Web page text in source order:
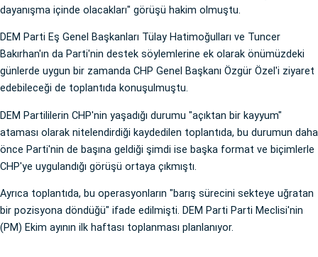
dayanışma içinde olacakları" görüşü hakim olmuştu.
DEM Parti Eş Genel Başkanları Tülay Hatimoğulları ve Tuncer
Bakırhan'ın da Parti'nin destek söylemlerine ek olarak önümüzdeki
günlerde uygun bir zamanda CHP Genel Başkanı Özgür Özel'i ziyaret
edebileceği de toplantıda konuşulmuştu.
DEM Partililerin CHP'nin yaşadığı durumu "açıktan bir kayyum"
ataması olarak nitelendirdiği kaydedilen toplantıda, bu durumun daha
önce Parti'nin de başına geldiği şimdi ise başka format ve biçimlerle
CHP'ye uygulandığı görüşü ortaya çıkmıştı.
Ayrıca toplantıda, bu operasyonların "barış sürecini sekteye uğratan
bir pozisyona döndüğü" ifade edilmişti. DEM Parti Parti Meclisi'nin
(PM) Ekim ayının ilk haftası toplanması planlanıyor.